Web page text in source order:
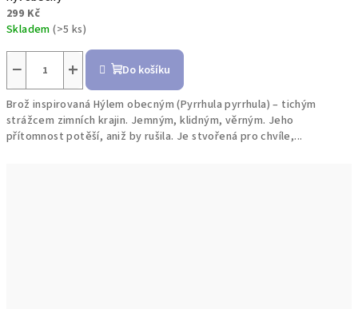
299 Kč
Skladem(>5 ks)
+
− Do košíku
Brož inspirovaná Hýlem obecným (Pyrrhula pyrrhula) – tichým
strážcem zimních krajin. Jemným, klidným, věrným. Jeho
přítomnost potěší, aniž by rušila. Je stvořená pro chvíle,...